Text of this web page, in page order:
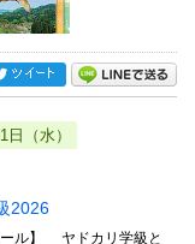
（水）
2026
ール】 ヤドカリ学級と